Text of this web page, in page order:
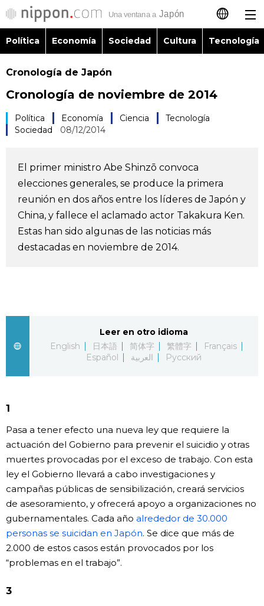
日本語
Français
العربية
Русский
Política
Sociedad
Cultura
Tecnología
Guía de Japón
Vídeos e imágenes
Noticias
Datos de Japón
Fragmentos de Japón
Gente
official SNS
Política Economía Sociedad Cultura Tecnología
Cronología de Japón
Cronología de noviembre de 2014
Política Economía Ciencia
Tecnología
Sociedad
08/12/2014
El primer ministro Abe Shinzō convoca
elecciones generales, se produce la primera
reunión en dos años entre los líderes de Japón y
China, y fallece el aclamado actor Takakura Ken.
Estas han sido algunas de las noticias más
destacadas en noviembre de 2014.
Leer en otro idioma
English
日本語 简体字 繁體字
Français
Español
العربية Русский
1
Pasa a tener efecto una nueva ley que requiere la
actuación del Gobierno para prevenir el suicidio y otras
muertes provocadas por el exceso de trabajo. Con esta
ley el Gobierno llevará a cabo investigaciones y
campañas públicas de sensibilización, creará servicios
de asesoramiento, y ofrecerá apoyo a organizaciones no
gubernamentales. Cada año alrededor de 30.000
personas se suicidan en Japón. Se dice que más de
2.000 de estos casos están provocados por los
“problemas en el trabajo”.
3